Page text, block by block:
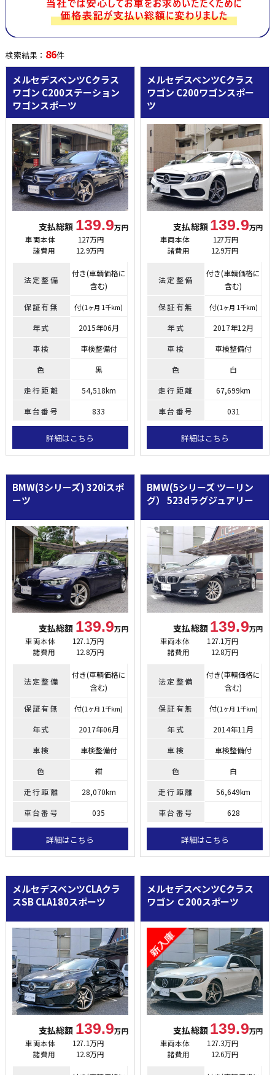
検索結果： 86件
メルセデスベンツCクラス
ワゴン C200ステーション
ワゴンスポーツ
支払総額 139.9万円
車両本体
127万円
諸費用
12.9万円
法定整備
付き(車輌価格に
含む)
保証有無
付(1ヶ月 1千km)
年式
2015年06月
車検
車検整備付
色
黒
走行距離
54,518km
車台番号
833
詳細はこちら
メルセデスベンツCクラス
ワゴン C200ワゴンスポー
ツ
支払総額 139.9万円
車両本体
127万円
諸費用
12.9万円
法定整備
付き(車輌価格に
含む)
保証有無
付(1ヶ月 1千km)
年式
2017年12月
車検
車検整備付
色
白
走行距離
67,699km
車台番号
031
詳細はこちら
BMW(3シリーズ)320iスポ
ーツ
支払総額 139.9万円
車両本体
127.1万円
諸費用
12.8万円
法定整備
付き(車輌価格に
含む)
保証有無
付(1ヶ月 1千km)
年式
2017年06月
車検
車検整備付
色
紺
走行距離
28,070km
車台番号
035
詳細はこちら
BMW(5シリーズ ツーリン
グ）523dラグジュアリー
支払総額 139.9万円
車両本体
127.1万円
諸費用
12.8万円
法定整備
付き(車輌価格に
含む)
保証有無
付(1ヶ月 1千km)
年式
2014年11月
車検
車検整備付
色
白
走行距離
56,649km
車台番号
628
詳細はこちら
メルセデスベンツCLAクラ
スSBCLA180スポーツ
支払総額 139.9万円
車両本体
127.1万円
諸費用
12.8万円
メルセデスベンツCクラス
ワゴン Ｃ200スポーツ
支払総額 139.9万円
車両本体
127.3万円
諸費用
12.6万円